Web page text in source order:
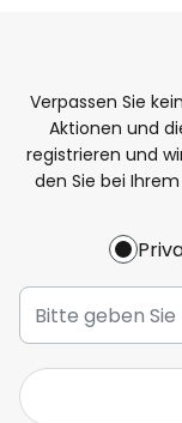
Verpassen Sie
Aktionen und
registrieren und
den Sie bei